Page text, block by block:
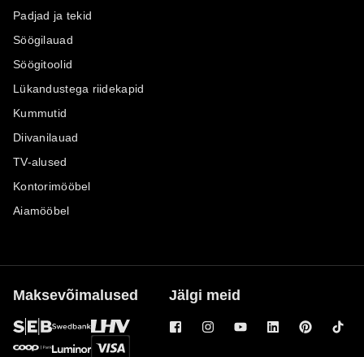
Padjad ja tekid
Söögilauad
Söögitoolid
Lükandustega riidekapid
Kummutid
Diivanilauad
TV-alused
Kontorimööbel
Aiamööbel
Maksevõimalused Jälgi meid